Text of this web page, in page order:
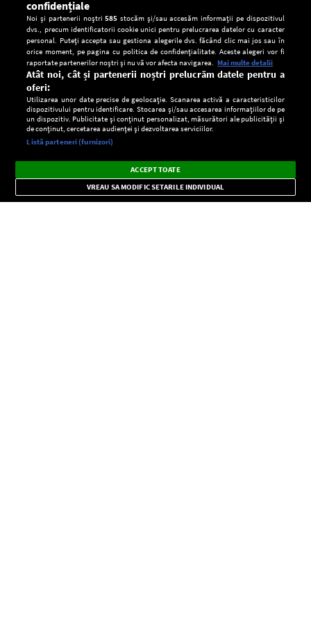
CONFIDENŢIALITATE
Setări:
Dark
Mode
Radio live, podcasturi, știri și alerte
importante.
×
confidențiale
Noi și partenerii noștri585 stocăm și/sau accesăm informații pe dispozitivul
dvs., precum identificatorii cookie unici pentru prelucrarea datelor cu caracter
personal. Puteți accepta sau gestiona alegerile dvs. făcând clic mai jos sau în
orice moment, pe pagina cu politica de confidențialitate. Aceste alegeri vor fi
raportate partenerilor noștri și nu vă vor afecta navigarea. Mai multe detalii
Atât noi, cât și partenerii noștri prelucrăm datele pentru a
oferi:
Utilizarea unor date precise de geolocație. Scanarea activă a caracteristicilor
dispozitivului pentru identificare. Stocarea și/sau accesarea informațiilor de pe
un dispozitiv. Publicitate și conținut personalizat, măsurători ale publicității și
de conținut, cercetarea audienței și dezvoltarea serviciilor.
Listă parteneri (furnizori)
ACCEPT TOATE
VREAU SA MODIFIC SETARILE INDIVIDUAL